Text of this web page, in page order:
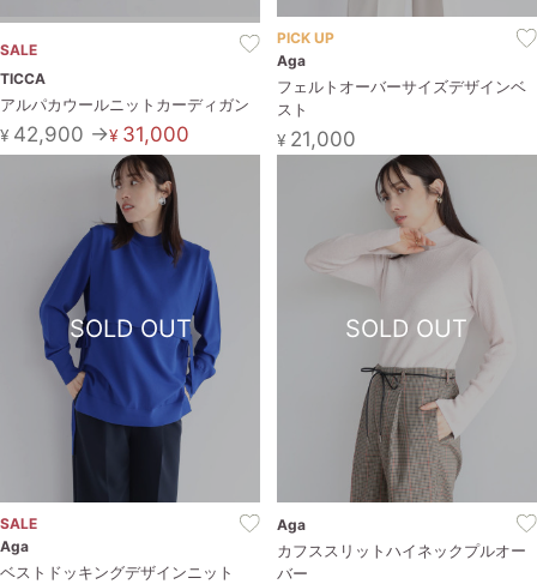
SALE
TICCA
アルパカウールニットカーディガン
¥42,900 →¥31,000
PICK UP
Aga
フェルトオーバーサイズデザインベ
スト
¥21,000
SOLD OUT
SALE
Aga
ベストドッキングデザインニット
SOLD OUT
Aga
カフススリットハイネックプルオー
バー